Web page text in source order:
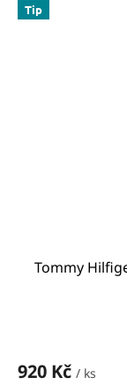
Tip
Tommy
920 Kč / ks